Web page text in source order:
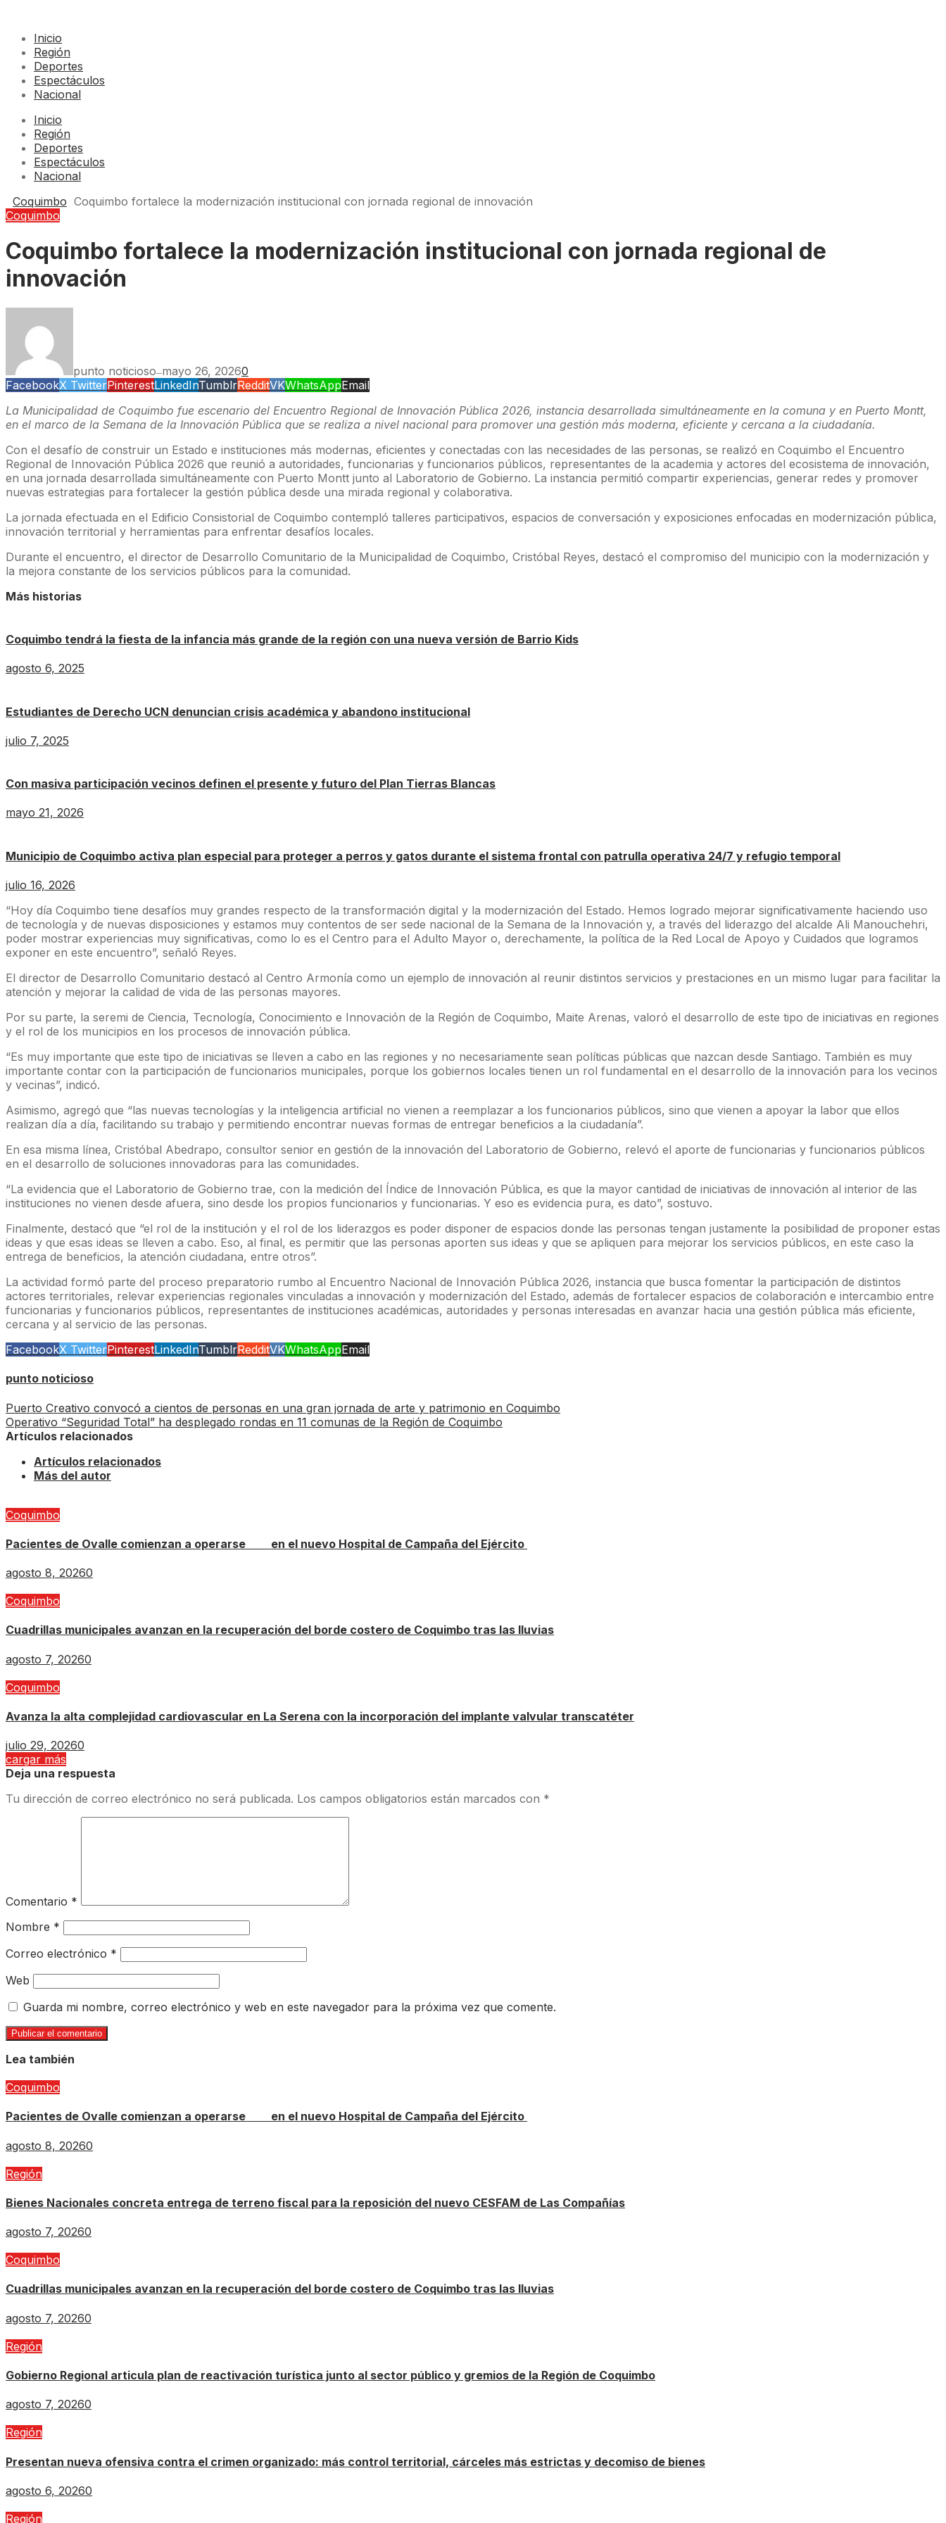
Inicio
Región
Deportes
Espectáculos
Nacional
Inicio
Región
Deportes
Espectáculos
Nacional
Coquimbo Coquimbo fortalece la modernización institucional con jornada regional de innovación
Coquimbo
Coquimbo fortalece la modernización institucional con jornada regional de
innovación
punto noticioso—mayo 26, 20260
FacebookX TwitterPinterestLinkedInTumblrRedditVKWhatsAppEmail
La Municipalidad de Coquimbo fue escenario del Encuentro Regional de Innovación Pública 2026, instancia desarrollada simultáneamente en la comuna y en Puerto Montt,
en el marco de la Semana de la Innovación Pública que se realiza a nivel nacional para promover una gestión más moderna, eficiente y cercana a la ciudadanía.
Con el desafío de construir un Estado e instituciones más modernas, eficientes y conectadas con las necesidades de las personas, se realizó en Coquimbo el Encuentro
Regional de Innovación Pública 2026 que reunió a autoridades, funcionarias y funcionarios públicos, representantes de la academia y actores del ecosistema de innovación,
en una jornada desarrollada simultáneamente con Puerto Montt junto al Laboratorio de Gobierno. La instancia permitió compartir experiencias, generar redes y promover
nuevas estrategias para fortalecer la gestión pública desde una mirada regional y colaborativa.
La jornada efectuada en el Edificio Consistorial de Coquimbo contempló talleres participativos, espacios de conversación y exposiciones enfocadas en modernización pública,
innovación territorial y herramientas para enfrentar desafíos locales.
Durante el encuentro, el director de Desarrollo Comunitario de la Municipalidad de Coquimbo, Cristóbal Reyes, destacó el compromiso del municipio con la modernización y
la mejora constante de los servicios públicos para la comunidad.
Más historias
Coquimbo tendrá la fiesta de la infancia más grande de la región con una nueva versión de Barrio Kids
agosto 6, 2025
Estudiantes de Derecho UCN denuncian crisis académica y abandono institucional
julio 7, 2025
Con masiva participación vecinos definen el presente y futuro del Plan Tierras Blancas
mayo 21, 2026
Municipio de Coquimbo activa plan especial para proteger a perros y gatos durante el sistema frontal con patrulla operativa 24/7 y refugio temporal
julio 16, 2026
“Hoy día Coquimbo tiene desafíos muy grandes respecto de la transformación digital y la modernización del Estado. Hemos logrado mejorar significativamente haciendo uso
de tecnología y de nuevas disposiciones y estamos muy contentos de ser sede nacional de la Semana de la Innovación y, a través del liderazgo del alcalde Ali Manouchehri,
poder mostrar experiencias muy significativas, como lo es el Centro para el Adulto Mayor o, derechamente, la política de la Red Local de Apoyo y Cuidados que logramos
exponer en este encuentro”, señaló Reyes.
El director de Desarrollo Comunitario destacó al Centro Armonía como un ejemplo de innovación al reunir distintos servicios y prestaciones en un mismo lugar para facilitar la
atención y mejorar la calidad de vida de las personas mayores.
Por su parte, la seremi de Ciencia, Tecnología, Conocimiento e Innovación de la Región de Coquimbo, Maite Arenas, valoró el desarrollo de este tipo de iniciativas en regiones
y el rol de los municipios en los procesos de innovación pública.
“Es muy importante que este tipo de iniciativas se lleven a cabo en las regiones y no necesariamente sean políticas públicas que nazcan desde Santiago. También es muy
importante contar con la participación de funcionarios municipales, porque los gobiernos locales tienen un rol fundamental en el desarrollo de la innovación para los vecinos
y vecinas”, indicó.
Asimismo, agregó que “las nuevas tecnologías y la inteligencia artificial no vienen a reemplazar a los funcionarios públicos, sino que vienen a apoyar la labor que ellos
realizan día a día, facilitando su trabajo y permitiendo encontrar nuevas formas de entregar beneficios a la ciudadanía”.
En esa misma línea, Cristóbal Abedrapo, consultor senior en gestión de la innovación del Laboratorio de Gobierno, relevó el aporte de funcionarias y funcionarios públicos
en el desarrollo de soluciones innovadoras para las comunidades.
“La evidencia que el Laboratorio de Gobierno trae, con la medición del Índice de Innovación Pública, es que la mayor cantidad de iniciativas de innovación al interior de las
instituciones no vienen desde afuera, sino desde los propios funcionarios y funcionarias. Y eso es evidencia pura, es dato”, sostuvo.
Finalmente, destacó que “el rol de la institución y el rol de los liderazgos es poder disponer de espacios donde las personas tengan justamente la posibilidad de proponer estas
ideas y que esas ideas se lleven a cabo. Eso, al final, es permitir que las personas aporten sus ideas y que se apliquen para mejorar los servicios públicos, en este caso la
entrega de beneficios, la atención ciudadana, entre otros”.
La actividad formó parte del proceso preparatorio rumbo al Encuentro Nacional de Innovación Pública 2026, instancia que busca fomentar la participación de distintos
actores territoriales, relevar experiencias regionales vinculadas a innovación y modernización del Estado, además de fortalecer espacios de colaboración e intercambio entre
funcionarias y funcionarios públicos, representantes de instituciones académicas, autoridades y personas interesadas en avanzar hacia una gestión pública más eficiente,
cercana y al servicio de las personas.
FacebookX TwitterPinterestLinkedInTumblrRedditVKWhatsAppEmail
punto noticioso
Puerto Creativo convocó a cientos de personas en una gran jornada de arte y patrimonio en Coquimbo
Operativo “Seguridad Total” ha desplegado rondas en 11 comunas de la Región de Coquimbo
Artículos relacionados
Artículos relacionados
Más del autor
Coquimbo
Pacientes de Ovalle comienzan a operarse en el nuevo Hospital de Campaña del Ejército
agosto 8, 20260
Coquimbo
Cuadrillas municipales avanzan en la recuperación del borde costero de Coquimbo tras las lluvias
agosto 7, 20260
Coquimbo
Avanza la alta complejidad cardiovascular en La Serena con la incorporación del implante valvular transcatéter
julio 29, 20260
cargar más
Deja una respuesta
Tu dirección de correo electrónico no será publicada. Los campos obligatorios están marcados con *
Comentario *
Nombre *
Correo electrónico *
Web
Guarda mi nombre, correo electrónico y web en este navegador para la próxima vez que comente.
Lea también
Coquimbo
Pacientes de Ovalle comienzan a operarse en el nuevo Hospital de Campaña del Ejército
agosto 8, 20260
Región
Bienes Nacionales concreta entrega de terreno fiscal para la reposición del nuevo CESFAM de Las Compañías
agosto 7, 20260
Coquimbo
Cuadrillas municipales avanzan en la recuperación del borde costero de Coquimbo tras las lluvias
agosto 7, 20260
Región
Gobierno Regional articula plan de reactivación turística junto al sector público y gremios de la Región de Coquimbo
agosto 7, 20260
Región
Presentan nueva ofensiva contra el crimen organizado: más control territorial, cárceles más estrictas y decomiso de bienes
agosto 6, 20260
Región